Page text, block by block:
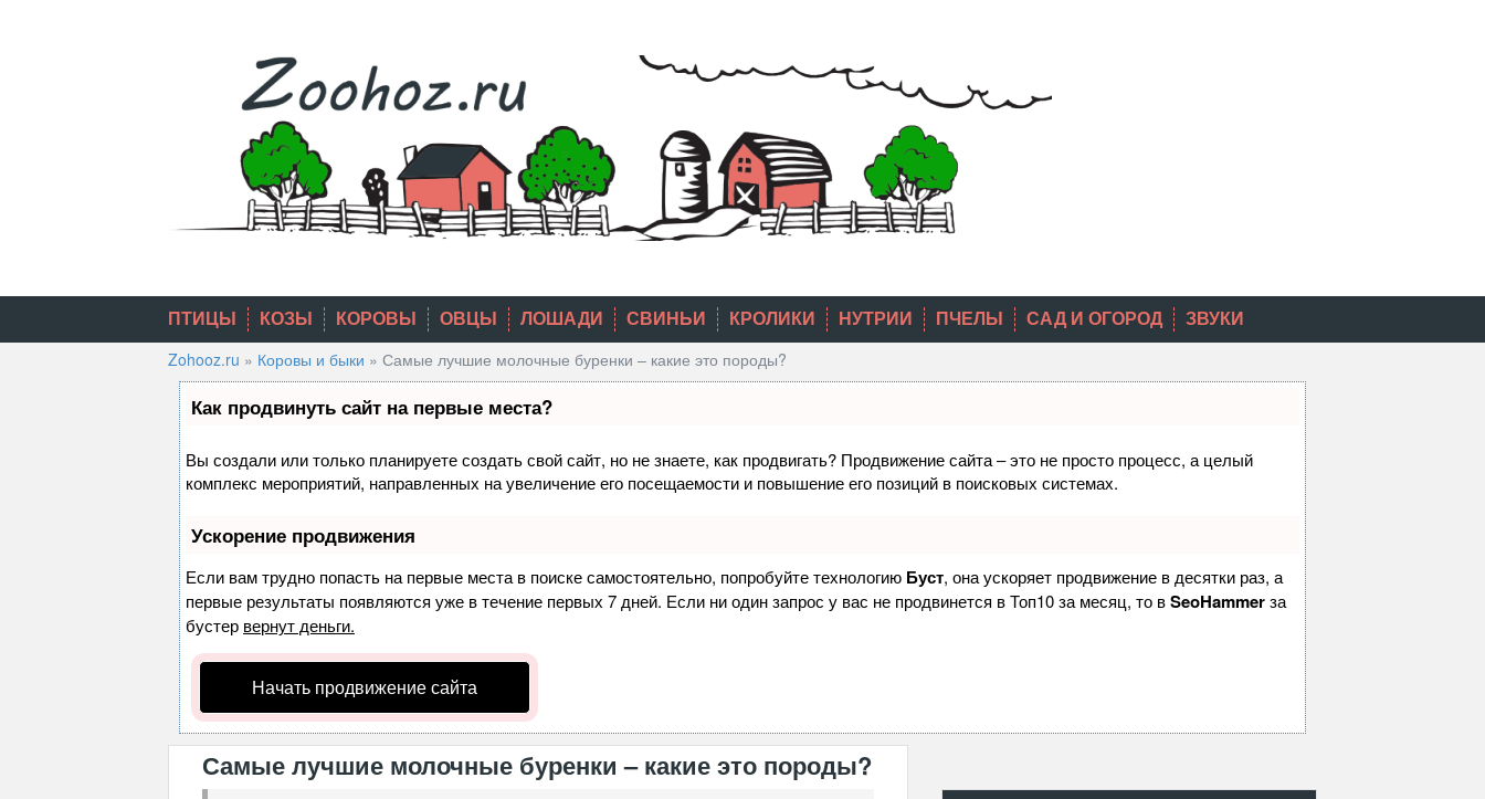
ПТИЦЫ КОЗЫ КОРОВЫ ОВЦЫ ЛОШАДИ СВИНЬИ КРОЛИКИ НУТРИИ ПЧЕЛЫ САД И ОГОРОД ЗВУКИ
Zohooz.ru » Коровы и быки » Самые лучшие молочные буренки – какие это породы?
Как продвинуть сайт на первые места?
Вы создали или только планируете создать свой сайт, но не знаете, как продвигать? Продвижение сайта – это не просто процесс, а целый
комплекс мероприятий, направленных на увеличение его посещаемости и повышение его позиций в поисковых системах.
Ускорение продвижения
Если вам трудно попасть на первые места в поиске самостоятельно, попробуйте технологию Буст, она ускоряет продвижение в десятки раз, а
первые результаты появляются уже в течение первых 7 дней. Если ни один запрос у вас не продвинется в Топ10 за месяц, то вSeoHammerза
бустер вернут деньги.
Начать продвижение сайта
Самые лучшие молочные буренки – какие это породы?